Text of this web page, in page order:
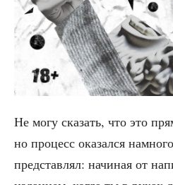
Не могу ска­зать, что это
но про­цесс ока­зал­ся
пред­став­лял: начи­ная от